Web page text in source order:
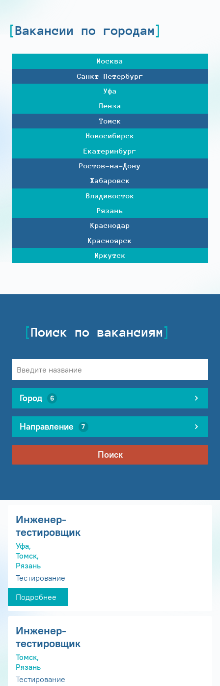
Вакансии по городам
Москва
Санкт-Петербург
Уфа
Пенза
Томск
Новосибирск
Екатеринбург
Ростов-на-Дону
Хабаровск
Владивосток
Рязань
Краснодар
Красноярск
Иркутск
Поиск по вакансиям
Город 6
Направление 7
Поиск
Инженер-
тестировщик
Уфа,
Томск,
Рязань
Тестирование
Подробнее
Инженер-
тестировщик
Томск,
Рязань
Тестирование